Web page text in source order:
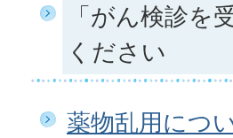
「がん検診を
ください
薬物乱用につ